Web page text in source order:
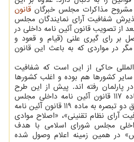
قانون
شفافیت آرای نمایندگان مجلس
از تصویب قانون آئین نامه داخلی در
شد اصل بر رای گیری علنی (قیام و قعود و
در مواردی که به باعث این قانون
حاکی از این است که شفافیت
سایر کشورها هم بوده و اغلب کشورها
پارلمان رفته اند. پیش از این طرح
هایی چون «اصلاح ماده 117 قانون آئین نامه داخلی مجلس
شورای اسلامی»، «الحاق دو تبصره به ماده 119 قانون آئین نامه
آرای نظام تقنینی»، «اصلاح موادی
داخلی مجلس شورای اسلامی با هدف
در همین زمینه اعلام وصول شده